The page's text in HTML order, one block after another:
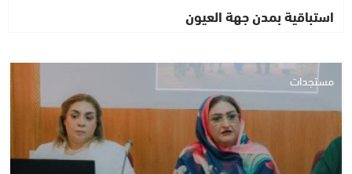
استباقية بمدن جهة العيون
مستجدات